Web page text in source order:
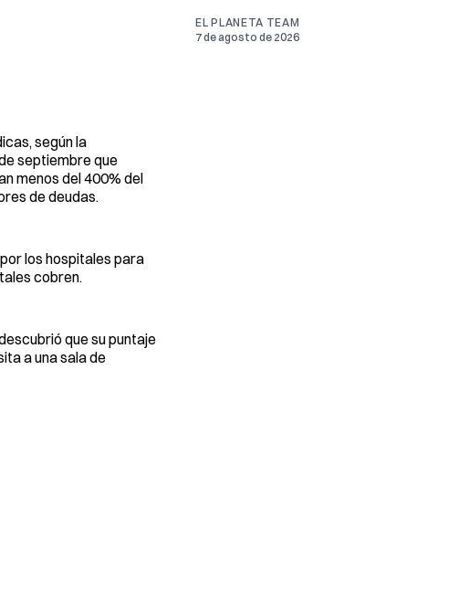
según la
septiembre que
menos del 400% del
de deudas.
los hospitales para
cobren.
que su puntaje
a una sala de
EL PLANETA TEAM
7 de agosto de 2026